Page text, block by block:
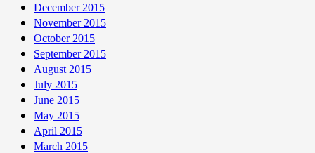
December 2015
November 2015
October 2015
September 2015
August 2015
July 2015
June 2015
May 2015
April 2015
March 2015